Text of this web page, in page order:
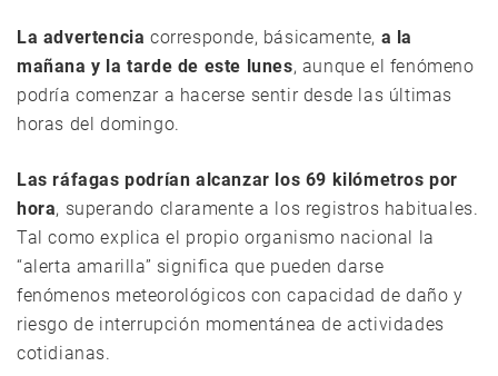
La advertencia corresponde, básicamente, a la
mañana y la tarde de este lunes, aunque el fenómeno
podría comenzar a hacerse sentir desde las últimas
horas del domingo.
Las ráfagas podrían alcanzar los 69 kilómetros por
hora, superando claramente a los registros habituales.
Tal como explica el propio organismo nacional la
“alerta amarilla” significa que pueden darse
fenómenos meteorológicos con capacidad de daño y
riesgo de interrupción momentánea de actividades
cotidianas.